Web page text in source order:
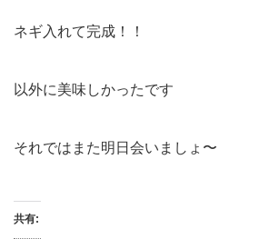
ネギ入れて完成！！
以外に美味しかったです
それではまた明日会いましょ〜
共有: